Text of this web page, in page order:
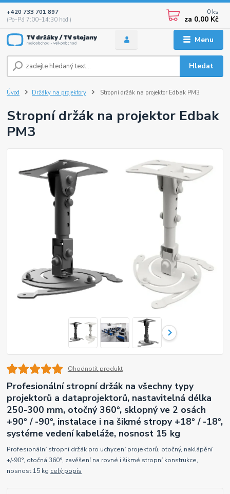
Menu
Hledat
+420 733 701 897
(Po–Pá 7:00–14:30 hod.)
0 ks
za 0,00 Kč
Úvod Držáky na projektory Stropní držák na projektor Edbak PM3
Stropní držák na projektor Edbak
PM3
Ohodnotit produkt
Profesionální stropní držák na všechny typy
projektorů a dataprojektorů, nastavitelná délka
250-300 mm, otočný 360°, sklopný ve 2 osách
+90° / -90°, instalace i na šikmé stropy +18° / -18°,
systéme vedení kabeláže, nosnost 15 kg
Profesionální stropní držák pro uchycení projektorů, otočný, naklápění
+/-90°, otočná 360°, zavěšení na rovné i šikmé stropní konstrukce,
nosnost 15 kg celý popis